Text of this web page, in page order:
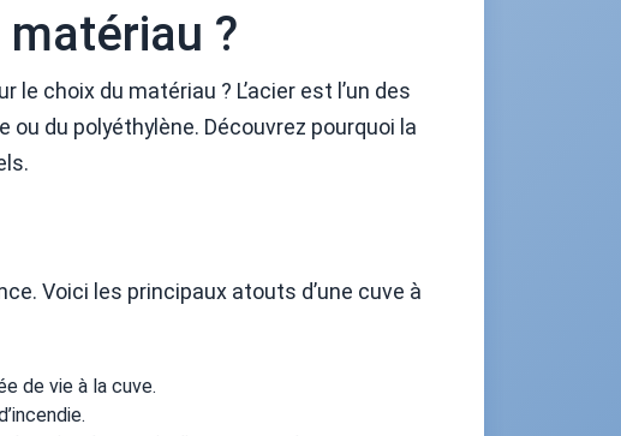
?
choix du matériau ? L’acier est l’un des
du polyéthylène. Découvrez pourquoi la
Voici les principaux atouts d’une cuve à
de vie à la cuve.